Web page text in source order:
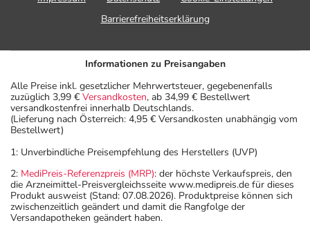
Barrierefreiheitserklärung
Informationen zu Preisangaben
Alle Preise inkl. gesetzlicher Mehrwertsteuer, gegebenenfalls
zuzüglich 3,99 € Versandkosten, ab 34,99 € Bestellwert
versandkostenfrei innerhalb Deutschlands.
(Lieferung nach Österreich: 4,95 € Versandkosten unabhängig vom
Bestellwert)
1: Unverbindliche Preisempfehlung des Herstellers (UVP)
2: MediPreis-Referenzpreis (MRP): der höchste Verkaufspreis, den
die Arzneimittel-Preisvergleichsseite www.medipreis.de für dieses
Produkt ausweist (Stand: 07.08.2026). Produktpreise können sich
zwischenzeitlich geändert und damit die Rangfolge der
Versandapotheken geändert haben.